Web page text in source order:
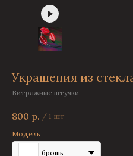
Украшения из
Витражные штучки
800 р. /1 шт
Модель
брошь